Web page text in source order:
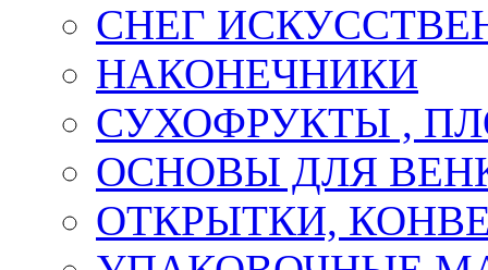
СНЕГ
НАКОНЕЧНИКИ
СУХОФРУКТЫ ,
ОСНОВЫ ДЛЯ
ОТКРЫТКИ,